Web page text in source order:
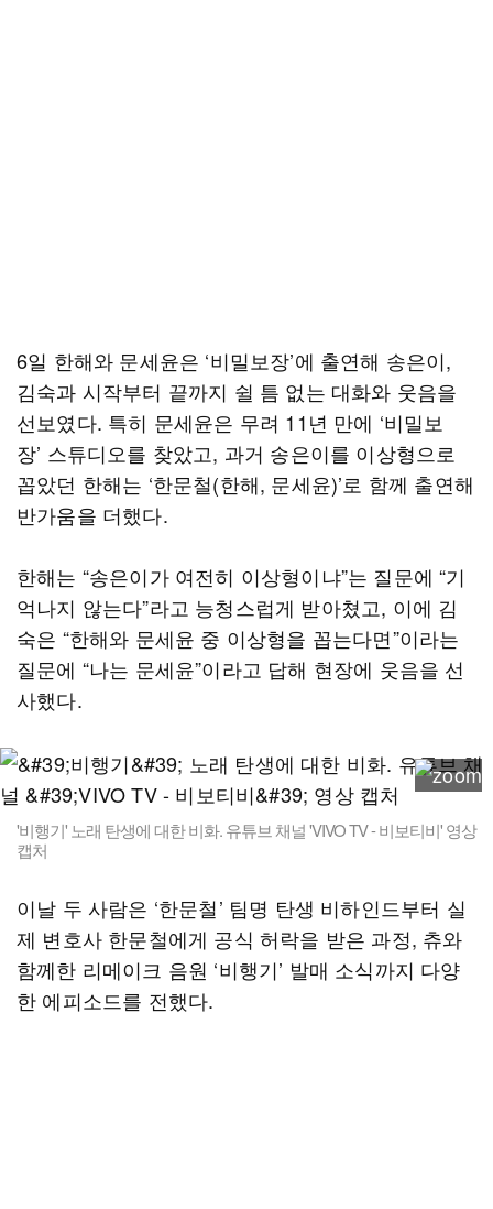
6일 한해와 문세윤은 ‘비밀보장’에 출연해 송은이,
김숙과 시작부터 끝까지 쉴 틈 없는 대화와 웃음을
선보였다. 특히 문세윤은 무려 11년 만에 ‘비밀보
장’ 스튜디오를 찾았고, 과거 송은이를 이상형으로
꼽았던 한해는 ‘한문철(한해, 문세윤)’로 함께 출연해
반가움을 더했다.
한해는 “송은이가 여전히 이상형이냐”는 질문에 “기
억나지 않는다”라고 능청스럽게 받아쳤고, 이에 김
숙은 “한해와 문세윤 중 이상형을 꼽는다면”이라는
질문에 “나는 문세윤”이라고 답해 현장에 웃음을 선
사했다.
'비행기' 노래 탄생에 대한 비화. 유튜브 채널 'VIVO TV - 비보티비' 영상
캡처
이날 두 사람은 ‘한문철’ 팀명 탄생 비하인드부터 실
제 변호사 한문철에게 공식 허락을 받은 과정, 츄와
함께한 리메이크 음원 ‘비행기’ 발매 소식까지 다양
한 에피소드를 전했다.